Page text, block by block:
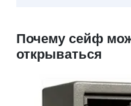
Почему сейф
открываться